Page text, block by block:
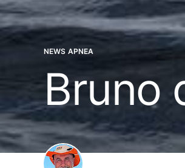
NEWS APNEA
Bruno